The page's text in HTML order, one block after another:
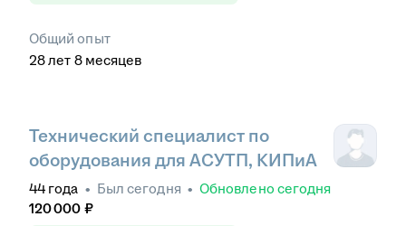
Общий опыт
28лет 8 месяцев
Технический специалист по
оборудования для АСУТП, КИПиА
44 года • Был сегодня • Обновлено сегодня
120 000 ₽